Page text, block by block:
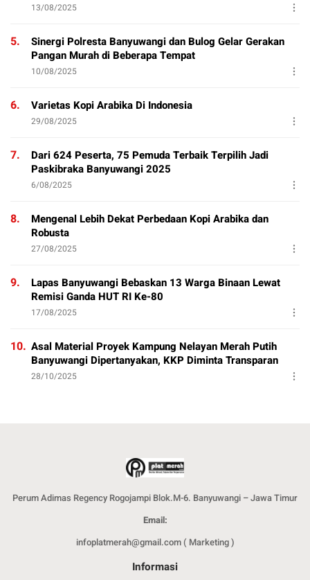
13/08/2025
5.
Sinergi Polresta Banyuwangi dan Bulog Gelar Gerakan
Pangan Murah di Beberapa Tempat
10/08/2025
6. Varietas Kopi Arabika Di Indonesia
29/08/2025
7.
Dari 624 Peserta, 75 Pemuda Terbaik Terpilih Jadi
Paskibraka Banyuwangi 2025
6/08/2025
8.
Mengenal Lebih Dekat Perbedaan Kopi Arabika dan
Robusta
27/08/2025
9.
Lapas Banyuwangi Bebaskan 13 Warga Binaan Lewat
Remisi Ganda HUT RI Ke-80
17/08/2025
10. Asal Material Proyek Kampung Nelayan Merah Putih
Banyuwangi Dipertanyakan, KKP Diminta Transparan
28/10/2025
Perum Adimas Regency Rogojampi Blok.M-6. Banyuwangi – Jawa Timur
Email:
infoplatmerah@gmail.com ( Marketing )
Informasi